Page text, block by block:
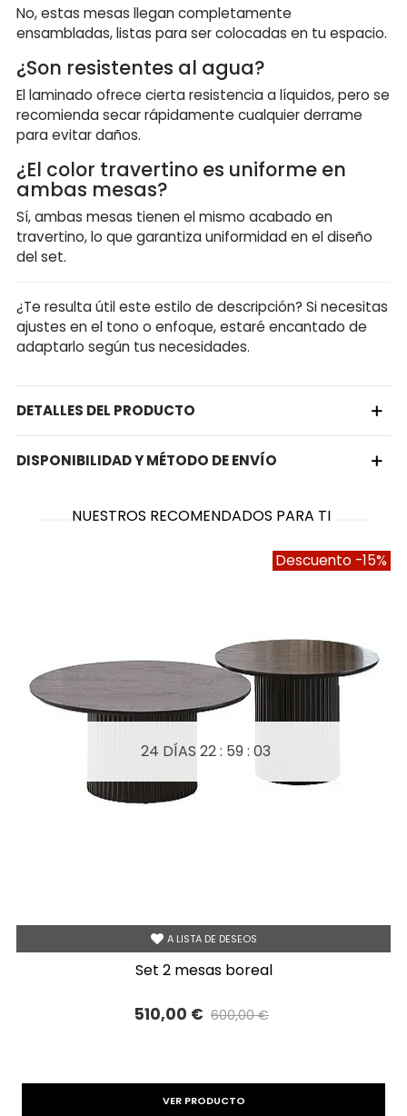
No, estas mesas llegan completamente
ensambladas, listas para ser colocadas en tu espacio.
¿Son resistentes al agua?
El laminado ofrece cierta resistencia a líquidos, pero se
recomienda secar rápidamente cualquier derrame
para evitar daños.
¿El color travertino es uniforme en
ambas mesas?
Sí, ambas mesas tienen el mismo acabado en
travertino, lo que garantiza uniformidad en el diseño
del set.
¿Te resulta útil este estilo de descripción? Si necesitas
ajustes en el tono o enfoque, estaré encantado de
adaptarlo según tus necesidades.
DETALLES DEL PRODUCTO
DISPONIBILIDAD Y MÉTODO DE ENVÍO
NUESTROS RECOMENDADOS PARA TI
Descuento -15%
A LISTA DE DESEOS
24 DÍAS 22 : 59 : 02
set 2 mesas boreal
510,00 € 600,00 €
VER PRODUCTO